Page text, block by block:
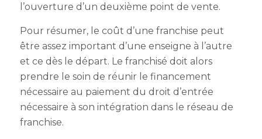
l’ouverture d’un deuxième point de vente.
Pour résumer, le coût d’une franchise peut
être assez important d’une enseigne à l’autre
et ce dès le départ. Le franchisé doit alors
prendre le soin de réunir le financement
nécessaire au paiement du droit d’entrée
nécessaire à son intégration dans le réseau de
franchise.